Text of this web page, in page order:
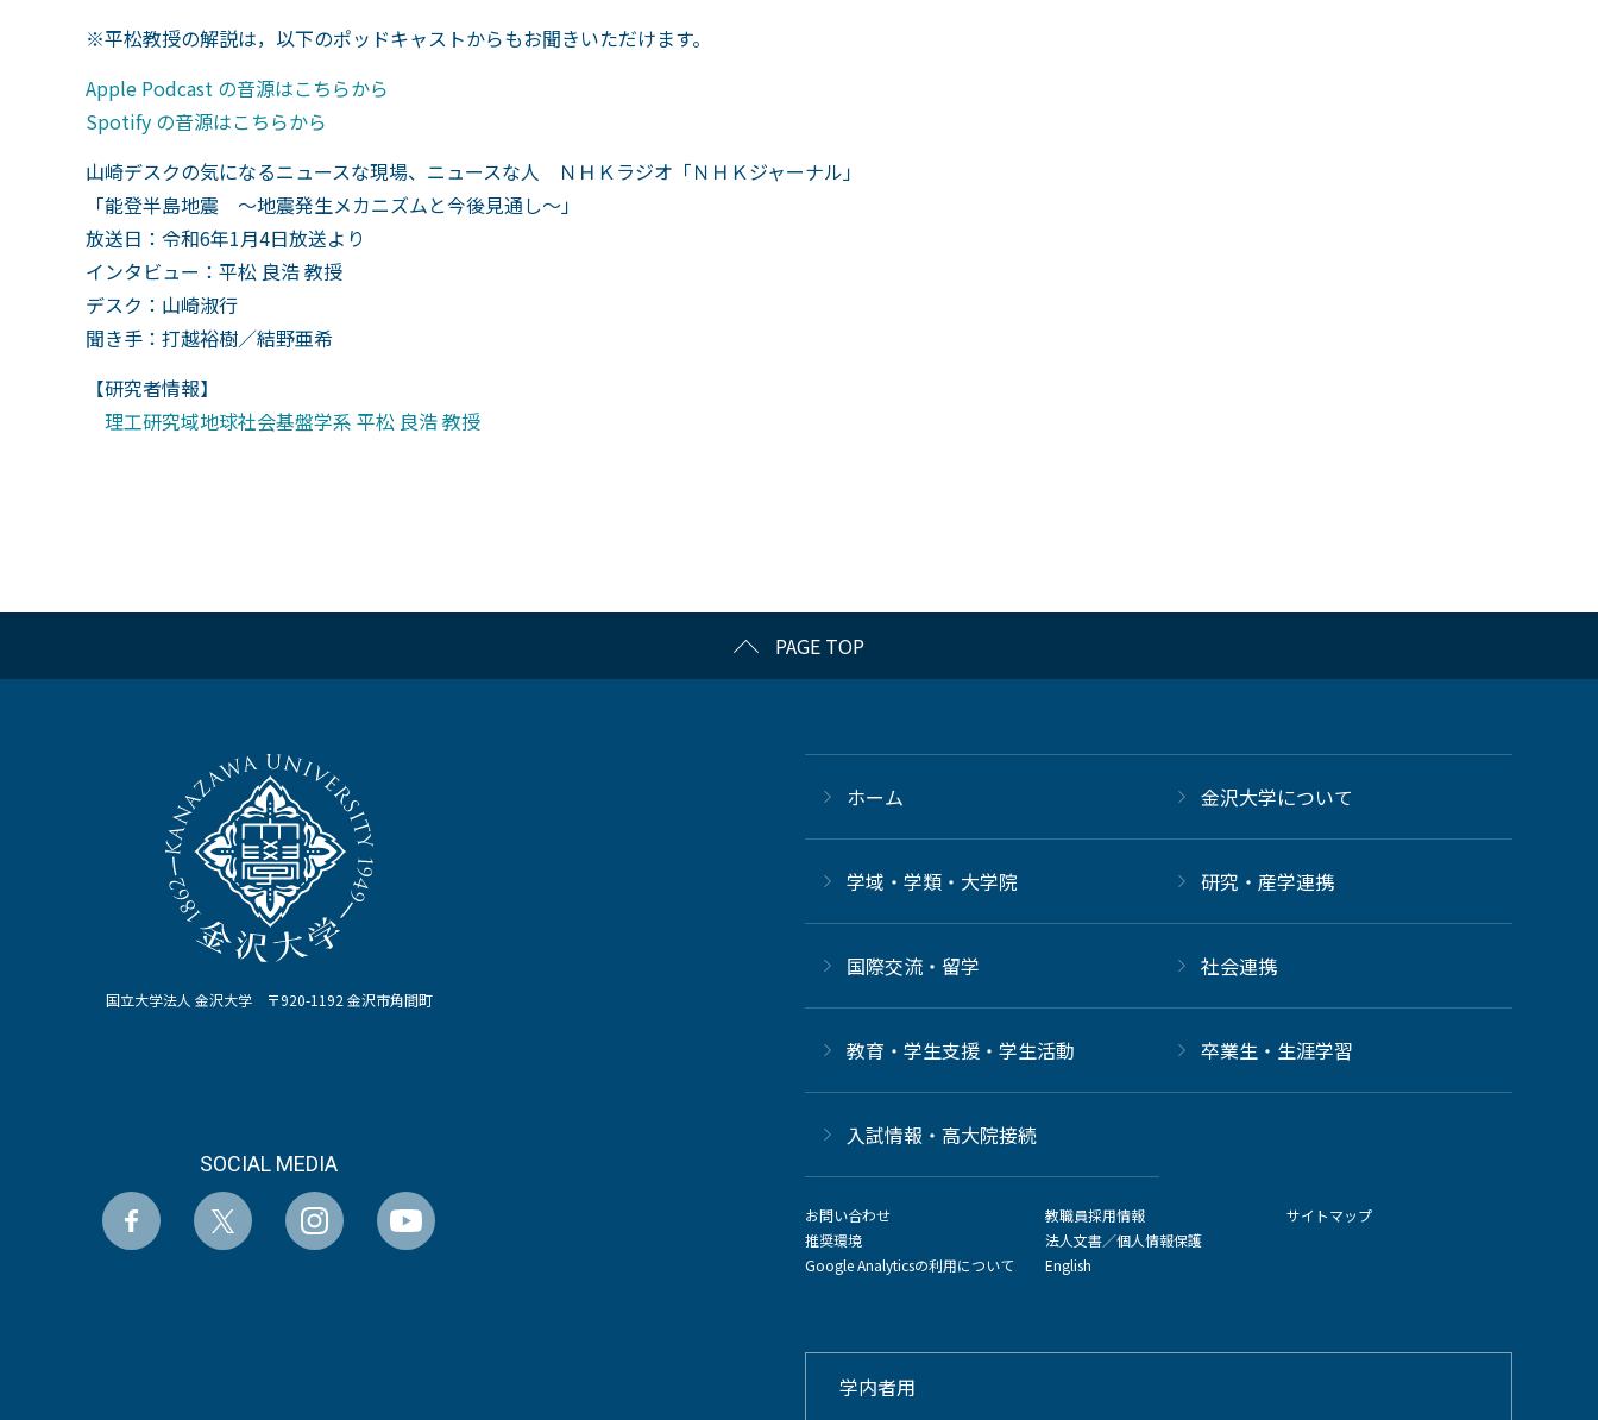
※平松教授の解説は，以下のポッドキャストからもお聞きいただけます。
Apple Podcast の音源はこちらから
Spotify の音源はこちらから
山崎デスクの気になるニュースな現場、ニュースな人 ＮＨＫラジオ「ＮＨＫジャーナル」
「能登半島地震 ～地震発生メカニズムと今後見通し～」
放送日：令和6年1月4日放送より
インタビュー：平松 良浩 教授
デスク：山崎淑行
聞き手：打越裕樹／結野亜希
【研究者情報】
理工研究域地球社会基盤学系 平松 良浩 教授
PAGE TOP
国立大学法人 金沢大学 〒920-1192 金沢市角間町
SOCIAL MEDIA
ホーム 金沢大学について
学域・学類・大学院 研究・産学連携
国際交流・留学 社会連携
教育・学生支援・学生活動 卒業生・生涯学習
⼊試情報・高大院接続
お問い合わせ
推奨環境
Google Analyticsの利用について
教職員採用情報
法人文書／個人情報保護
English
サイトマップ
学内者用